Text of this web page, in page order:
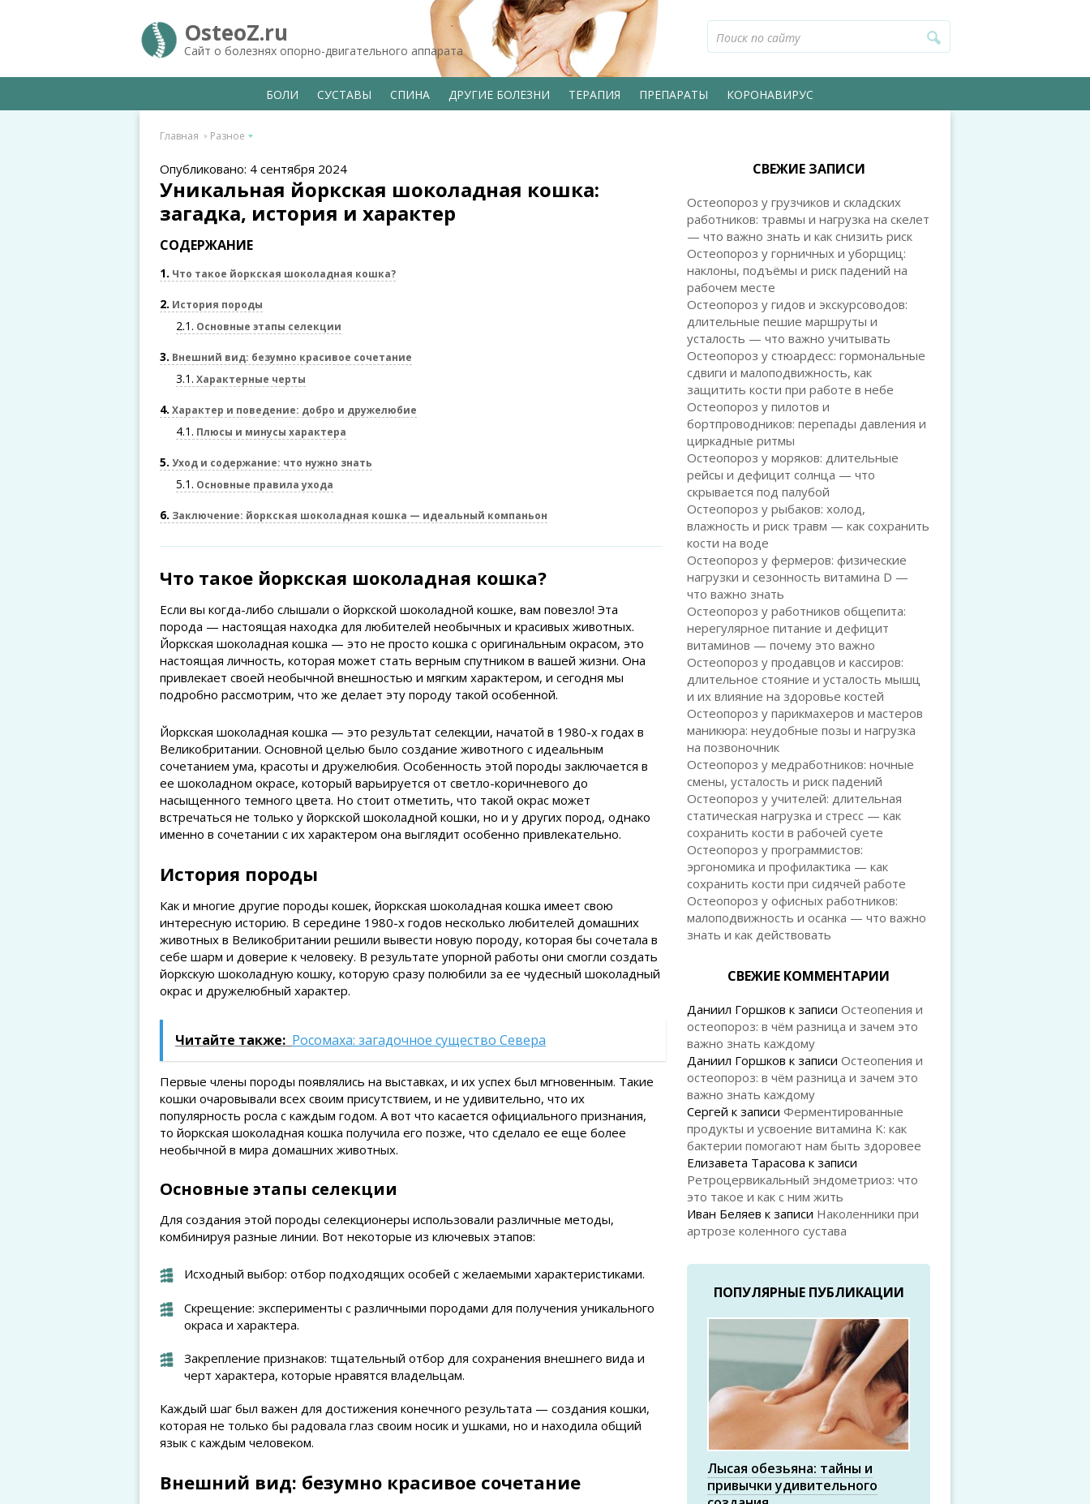
OsteoZ.ru
Сайт о болезнях опорно-двигательного аппарата
БОЛИ СУСТАВЫ СПИНА ДРУГИЕ БОЛЕЗНИ ТЕРАПИЯ ПРЕПАРАТЫ КОРОНАВИРУС
Главная Разное
Опубликовано: 4 сентября 2024
Уникальная йоркская шоколадная кошка:
загадка, история и характер
СОДЕРЖАНИЕ
1 Что такое йоркская шоколадная кошка?
2 История породы
2.1 Основные этапы селекции
3 Внешний вид: безумно красивое сочетание
3.1 Характерные черты
4 Характер и поведение: добро и дружелюбие
4.1 Плюсы и минусы характера
5 Уход и содержание: что нужно знать
5.1 Основные правила ухода
6 Заключение: йоркская шоколадная кошка — идеальный компаньон
Что такое йоркская шоколадная кошка?
Если вы когда-либо слышали о йоркской шоколадной кошке, вам повезло! Эта
порода — настоящая находка для любителей необычных и красивых животных.
Йоркская шоколадная кошка — это не просто кошка с оригинальным окрасом, это
настоящая личность, которая может стать верным спутником в вашей жизни. Она
привлекает своей необычной внешностью и мягким характером, и сегодня мы
подробно рассмотрим, что же делает эту породу такой особенной.
Йоркская шоколадная кошка — это результат селекции, начатой в 1980-х годах в
Великобритании. Основной целью было создание животного с идеальным
сочетанием ума, красоты и дружелюбия. Особенность этой породы заключается в
ее шоколадном окрасe, который варьируется от светло-коричневого до
насыщенного темного цвета. Но стоит отметить, что такой окрас может
встречаться не только у йоркской шоколадной кошки, но и у других пород, однако
именно в сочетании с их характером она выглядит особенно привлекательно.
История породы
Как и многие другие породы кошек, йоркская шоколадная кошка имеет свою
интересную историю. В середине 1980-х годов несколько любителей домашних
животных в Великобритании решили вывести новую породу, которая бы сочетала в
себе шарм и доверие к человеку. В результате упорной работы они смогли создать
йоркскую шоколадную кошку, которую сразу полюбили за ее чудесный шоколадный
окрас и дружелюбный характер.
Читайте также: Росомаха: загадочное существо Севера
Первые члены породы появлялись на выставках, и их успех был мгновенным. Такие
кошки очаровывали всех своим присутствием, и не удивительно, что их
популярность росла с каждым годом. А вот что касается официального признания,
то йоркская шоколадная кошка получила его позже, что сделало ее еще более
необычной в мира домашних животных.
Основные этапы селекции
Для создания этой породы селекционеры использовали различные методы,
комбинируя разные линии. Вот некоторые из ключевых этапов:
Исходный выбор: отбор подходящих особей с желаемыми характеристиками.
Скрещение: эксперименты с различными породами для получения уникального
окраса и характера.
Закрепление признаков: тщательный отбор для сохранения внешнего вида и
черт характера, которые нравятся владельцам.
Каждый шаг был важен для достижения конечного результата — создания кошки,
которая не только бы радовала глаз своим носик и ушками, но и находила общий
язык с каждым человеком.
Внешний вид: безумно красивое сочетание
СВЕЖИЕ ЗАПИСИ
Остеопороз у грузчиков и складских
работников: травмы и нагрузка на скелет
— что важно знать и как снизить риск
Остеопороз у горничных и уборщиц:
наклоны, подъёмы и риск падений на
рабочем месте
Остеопороз у гидов и экскурсоводов:
длительные пешие маршруты и
усталость — что важно учитывать
Остеопороз у стюардесс: гормональные
сдвиги и малоподвижность, как
защитить кости при работе в небе
Остеопороз у пилотов и
бортпроводников: перепады давления и
циркадные ритмы
Остеопороз у моряков: длительные
рейсы и дефицит солнца — что
скрывается под палубой
Остеопороз у рыбаков: холод,
влажность и риск травм — как сохранить
кости на воде
Остеопороз у фермеров: физические
нагрузки и сезонность витамина D —
что важно знать
Остеопороз у работников общепита:
нерегулярное питание и дефицит
витаминов — почему это важно
Остеопороз у продавцов и кассиров:
длительное стояние и усталость мышц
и их влияние на здоровье костей
Остеопороз у парикмахеров и мастеров
маникюра: неудобные позы и нагрузка
на позвоночник
Остеопороз у медработников: ночные
смены, усталость и риск падений
Остеопороз у учителей: длительная
статическая нагрузка и стресс — как
сохранить кости в рабочей суете
Остеопороз у программистов:
эргономика и профилактика — как
сохранить кости при сидячей работе
Остеопороз у офисных работников:
малоподвижность и осанка — что важно
знать и как действовать
СВЕЖИЕ КОММЕНТАРИИ
Даниил Горшков к записи Остеопения и
остеопороз: в чём разница и зачем это
важно знать каждому
Даниил Горшков к записи Остеопения и
остеопороз: в чём разница и зачем это
важно знать каждому
Сергей к записи Ферментированные
продукты и усвоение витамина K: как
бактерии помогают нам быть здоровее
Елизавета Тарасова к записи
Ретроцервикальный эндометриоз: что
это такое и как с ним жить
Иван Беляев к записи Наколенники при
артрозе коленного сустава
ПОПУЛЯРНЫЕ ПУБЛИКАЦИИ
Лысая обезьяна: тайны и
привычки удивительного